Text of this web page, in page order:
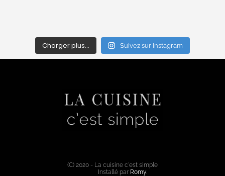
Charger plus… Suivez sur Instagram
(C) 2020 - La cuisine c'est simple
Installé par Romy.